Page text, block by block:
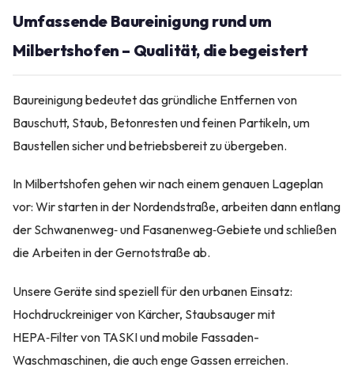
Umfassende Baureinigung rund um
Milbertshofen – Qualität, die begeistert
Baureinigung bedeutet das gründliche Entfernen von
Bauschutt, Staub, Betonresten und feinen Partikeln, um
Baustellen sicher und betriebsbereit zu übergeben.
In Milbertshofen gehen wir nach einem genauen Lageplan
vor: Wir starten in der Nordendstraße, arbeiten dann entlang
der Schwanenweg‑ und Fasanenweg‑Gebiete und schließen
die Arbeiten in der Gernotstraße ab.
Unsere Geräte sind speziell für den urbanen Einsatz:
Hochdruckreiniger von Kärcher, Staubsauger mit
HEPA‑Filter von TASKI und mobile Fassaden-
Waschmaschinen, die auch enge Gassen erreichen.